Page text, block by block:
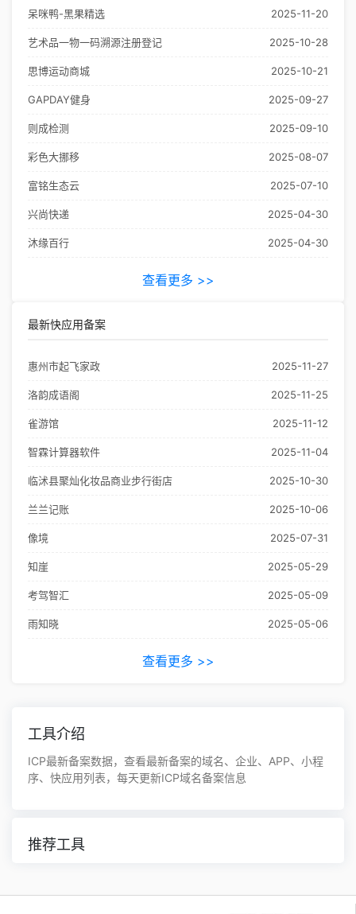
呆咪鸭-黑果精选 2025-11-20
艺术品一物一码溯源注册登记 2025-10-28
思博运动商城 2025-10-21
GAPDAY健身 2025-09-27
则成检测 2025-09-10
彩色大挪移 2025-08-07
富铭生态云 2025-07-10
兴尚快递 2025-04-30
沐缘百行 2025-04-30
查看更多 >>
最新快应用备案
惠州市起飞家政 2025-11-27
洛韵成语阁 2025-11-25
雀游馆 2025-11-12
智霖计算器软件 2025-11-04
临沭县聚灿化妆品商业步行街店 2025-10-30
兰兰记账 2025-10-06
像境 2025-07-31
知崖 2025-05-29
考驾智汇 2025-05-09
雨知晓 2025-05-06
查看更多 >>
工具介绍
ICP最新备案数据，查看最新备案的域名、企业、APP、小程
序、快应用列表，每天更新ICP域名备案信息
推荐工具